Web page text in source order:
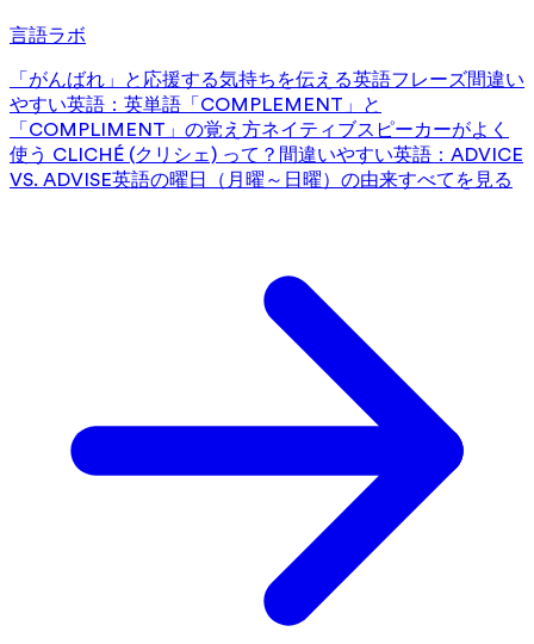
言語ラボ
「がんばれ」と応援する気持ちを伝える英語フレーズ間違い
やすい英語：英単語「COMPLEMENT」と
「COMPLIMENT」の覚え方ネイティブスピーカーがよく
使う CLICHÉ (クリシェ) って？ 間違いやすい英語：ADVICE
VS. ADVISE英語の曜日（月曜～日曜）の由来すべてを見る